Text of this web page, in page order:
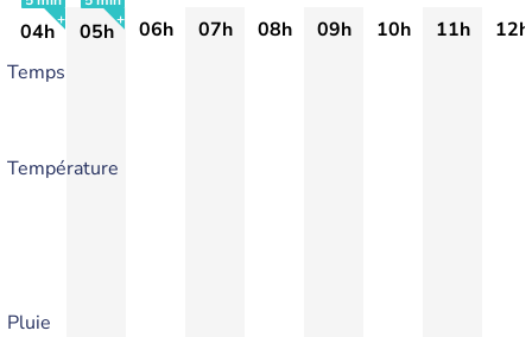
04h 05h 06h 07h 08h 09h 10h 11h
12h
Temps
Température
Pluie